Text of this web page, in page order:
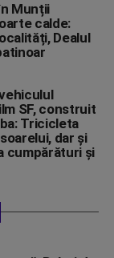
Munții
calde:
Dealul
SF, construit
Tricicleta
dar și
cumpărături și